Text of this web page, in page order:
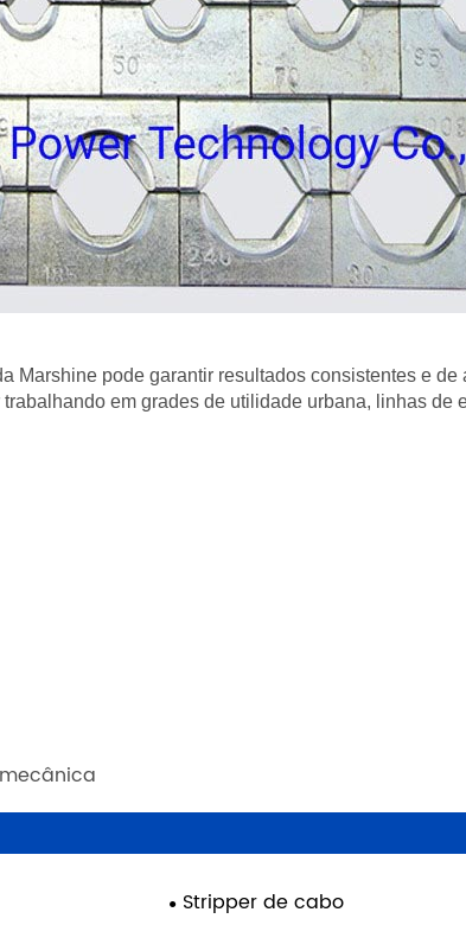
Marshine pode garantir resultados consistentes e
em grades de utilidade urbana, linhas de
Stripper de cabo